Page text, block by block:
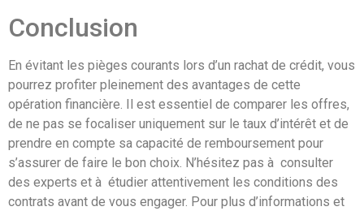
Conclusion
En évitant les pièges courants lors d’un rachat de crédit, vous
pourrez profiter pleinement des avantages de cette
opération financière. Il est essentiel de comparer les offres,
de ne pas se focaliser uniquement sur le taux d’intérêt et de
prendre en compte sa capacité de remboursement pour
s’assurer de faire le bon choix. N’hésitez pas à consulter
des experts et à étudier attentivement les conditions des
contrats avant de vous engager. Pour plus d’informations et